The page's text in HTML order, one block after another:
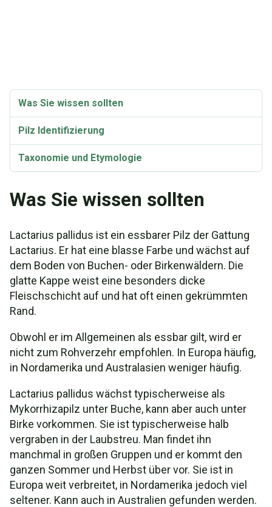
Was Sie wissen sollten
Pilz Identifizierung
Taxonomie und Etymologie
Was Sie wissen sollten
Lactarius pallidus ist ein essbarer Pilz der Gattung
Lactarius. Er hat eine blasse Farbe und wächst auf
dem Boden von Buchen- oder Birkenwäldern. Die
glatte Kappe weist eine besonders dicke
Fleischschicht auf und hat oft einen gekrümmten
Rand.
Obwohl er im Allgemeinen als essbar gilt, wird er
nicht zum Rohverzehr empfohlen. In Europa häufig,
in Nordamerika und Australasien weniger häufig.
Lactarius pallidus wächst typischerweise als
Mykorrhizapilz unter Buche, kann aber auch unter
Birke vorkommen. Sie ist typischerweise halb
vergraben in der Laubstreu. Man findet ihn
manchmal in großen Gruppen und er kommt den
ganzen Sommer und Herbst über vor. Sie ist in
Europa weit verbreitet, in Nordamerika jedoch viel
seltener. Kann auch in Australien gefunden werden.